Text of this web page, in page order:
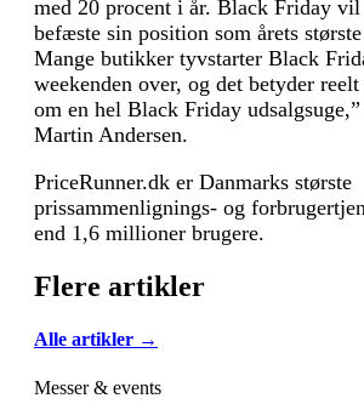
med 20 procent i år. Black Friday
befæste sin position som årets
Mange butikker tyvstarter Black
weekenden over, og det betyder
om en hel Black Friday
Martin Andersen.
PriceRunner.dk er Danmarks største
prissammenlignings- og
end 1,6 millioner brugere.
Flere artikler
Alle artikler →
Messer & events